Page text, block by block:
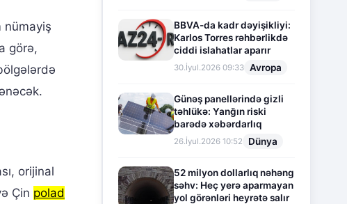
nümayiş
görə,
orijinal
Çin polad
BBVA-da kadr dəyişikliyi:
Karlos Torres rəhbərlikdə
ciddi islahatlar aparır
30.İyul.2026 09:33 Avropa
Günəş panellərində gizli
təhlükə: Yanğın riski
barədə xəbərdarlıq
26.İyul.2026 10:52 Dünya
52 milyon dollarlıq nəhəng
səhv: Heç yerə aparmayan
yol görənləri heyrətə salır